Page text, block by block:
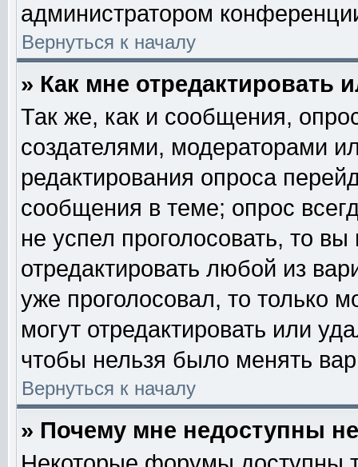
администратором
Вернуться к началу
» Как мне отредактировать
Так же, как и сообщения,
создателями, модераторами
редактирования опроса
сообщения в теме; опрос
не успел проголосовать, то
отредактировать любой из
уже проголосовал, то только
могут отредактировать или
чтобы нельзя было менять
Вернуться к началу
» Почему мне недоступны